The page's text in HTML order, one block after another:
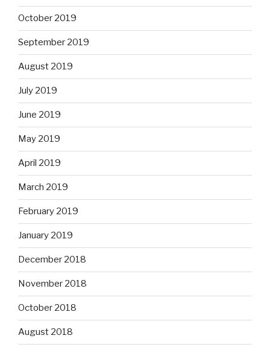
October 2019
September 2019
August 2019
July 2019
June 2019
May 2019
April 2019
March 2019
February 2019
January 2019
December 2018
November 2018
October 2018
August 2018